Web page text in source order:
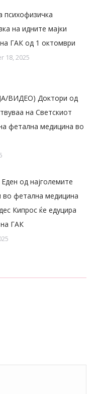
психофизичка
на идните мајки
ГАК од 1 октомври
18, 2025
ВИДЕО) Доктори од
на Светскиот
фетална медицина во
од најголемите
во фетална медицина
Кипрос ќе едуцира
ГАК